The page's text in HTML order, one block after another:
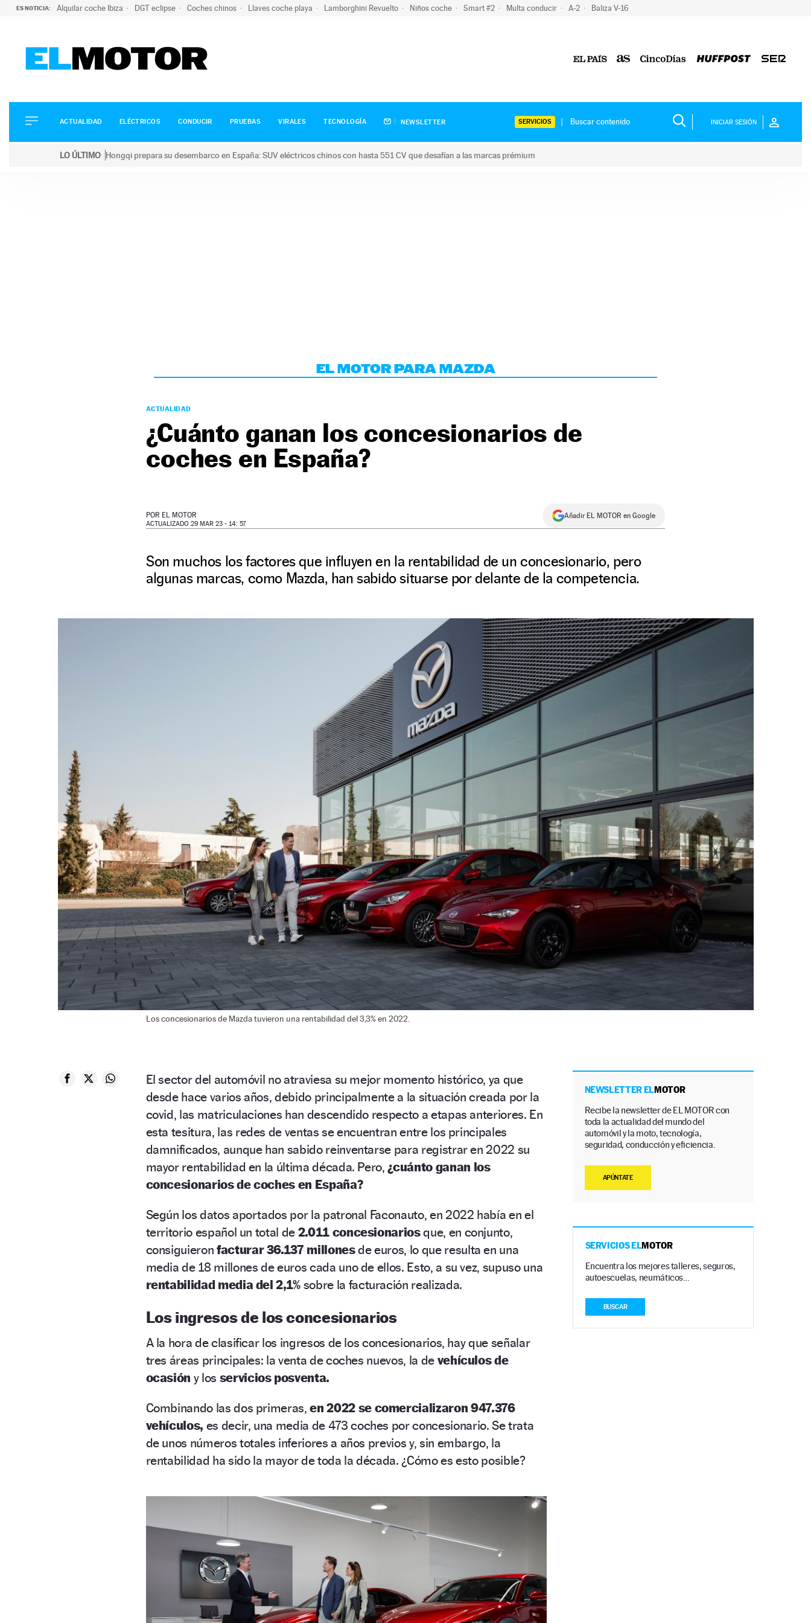
ES NOTICIA: Alquilar coche Ibiza DGT eclipse Coches chinos Llaves coche playa Lamborghini Revuelto Niños coche Smart #2 Multa conducir A-2 Baliza V-16
ELÉCTRICOS
CONDUCIR
ACTUALIDAD ELÉCTRICOS CONDUCIR PRUEBAS VIRALES TECNOLOGÍA NEWSLETTER SERVICIOS INICIAR SESIÓN
LO ÚLTIMO Hongqi prepara su desembarco en España: SUV eléctricos chinos con hasta 551 CV que desafían a las marcas prémium
EL MOTOR PARA MAZDA
ACTUALIDAD
¿Cuánto ganan los concesionarios de
coches en España?
POR EL MOTOR
ACTUALIZADO 29 MAR 23 - 14: 57
Añadir EL MOTOR en Google
Son muchos los factores que influyen en la rentabilidad de un concesionario, pero
algunas marcas, como Mazda, han sabido situarse por delante de la competencia.
Los concesionarios de Mazda tuvieron una rentabilidad del 3,3% en 2022.
El sector del automóvil no atraviesa su mejor momento histórico, ya que
desde hace varios años, debido principalmente a la situación creada por la
covid, las matriculaciones han descendido respecto a etapas anteriores. En
esta tesitura, las redes de ventas se encuentran entre los principales
damnificados, aunque han sabido reinventarse para registrar en 2022 su
mayor rentabilidad en la última década. Pero,¿cuánto ganan los
concesionarios de coches en España?
Según los datos aportados por la patronal Faconauto, en 2022 había en el
territorio español un total de 2.011 concesionariosque, en conjunto,
consiguieron facturar 36.137 millonesde euros, lo que resulta en una
media de 18 millones de euros cada uno de ellos. Esto, a su vez, supuso una
rentabilidad media del 2,1% sobre la facturación realizada.
Los ingresos de los concesionarios
A la hora de clasificar los ingresos de los concesionarios, hay que señalar
tres áreas principales: la venta de coches nuevos, la de vehículos de
ocasión y los servicios posventa.
Combinando las dos primeras,en 2022 se comercializaron 947.376
vehículos, es decir, una media de 473 coches por concesionario. Se trata
de unos números totales inferiores a años previos y, sin embargo, la
rentabilidad ha sido la mayor de toda la década. ¿Cómo es esto posible?
NEWSLETTER ELMOTOR
Recibe la newsletter de EL MOTOR con
toda la actualidad del mundo del
automóvil y la moto, tecnología,
seguridad, conducción y eficiencia.
APÚNTATE
SERVICIOS ELMOTOR
Encuentra los mejores talleres, seguros,
autoescuelas, neumáticos…
BUSCAR